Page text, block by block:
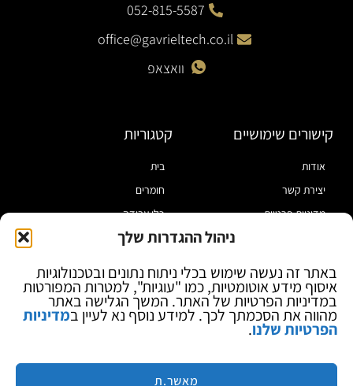
ניהול ההגדרות שלך
באתר זה נעשה שימוש בכלי ניתוח נתונים ובטכנולוגיות
איסוף מידע אוטומטיות, כמו "עוגיות", למטרות המפורטות
במדיניות הפרטיות של האתר. המשך הגלישה באתר
מהווה את הסכמתך לכך. למידע נוסף נא לעיין במדיניות
הפרטיות שלנו.
מאשר.ת
052-815-5587
office@gavrieltech.co.il
וואצאפ
קישורים שימושיים
אודות
יצירת קשר
מדיניות פרטיות
בלוג
קטגוריות
בית
חומרים
כלי עבודה
מוצרי הלחמה
ספקי כח ומודדים
ציוד אופטי להגדלה
מותגים